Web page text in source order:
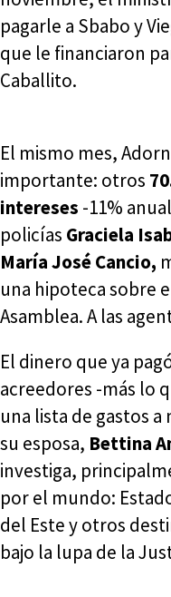
pagarle a Sbabo y
que le financiaron
Caballito.
El mismo mes,
importante: otros
intereses -11%
policías Graciela
María José Cancio,
una hipoteca sobre
Asamblea. A las
El dinero que ya
acreedores -más lo
una lista de gastos
su esposa, Bettina
investiga,
por el mundo:
del Este y otros
bajo la lupa de la